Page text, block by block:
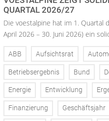
QUARTAL 2026/27
Die voestalpine hat im 1. Quartal
April 2026 – 30. Juni 2026) ein
ABB Aufsichtsrat
Betriebsergebnis Bund
Energie Entwicklung
Finanzierung Geschäftsjahr